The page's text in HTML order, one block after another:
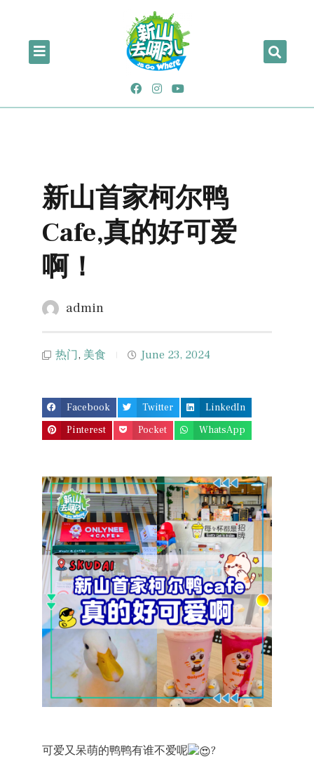
新山首家柯尔鸭
Cafe,真的好可爱
啊！
admin
热门, 美食 June 23, 2024
Facebook Twitter
LinkedIn
Pinterest
Pocket WhatsApp
可爱又呆萌的鸭鸭有谁不爱呢 ?